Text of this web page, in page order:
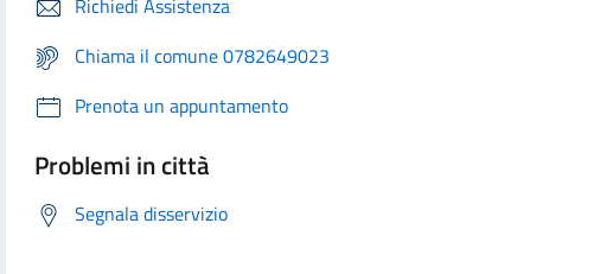
Chiama il comune 0782649023
Prenota un appuntamento
Problemi in città
Segnala disservizio